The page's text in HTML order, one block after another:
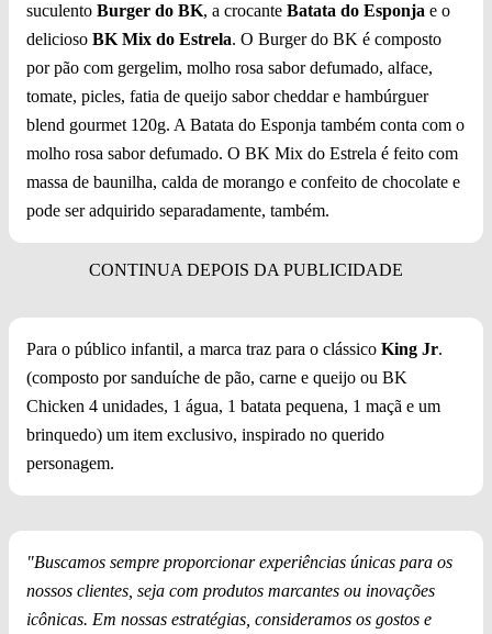
suculento Burger do BK, a crocante Batata do Esponja e o
delicioso BK Mix do Estrela. O Burger do BK é composto
por pão com gergelim, molho rosa sabor defumado, alface,
tomate, picles, fatia de queijo sabor cheddar e hambúrguer
blend gourmet 120g. A Batata do Esponja também conta com o
molho rosa sabor defumado. O BK Mix do Estrela é feito com
massa de baunilha, calda de morango e confeito de chocolate e
pode ser adquirido separadamente, também.
Para o público infantil, a marca traz para o clássico King Jr.
(composto por sanduíche de pão, carne e queijo ou BK
Chicken 4 unidades, 1 água, 1 batata pequena, 1 maçã e um
brinquedo) um item exclusivo, inspirado no querido
personagem.
"Buscamos sempre proporcionar experiências únicas para os
nossos clientes, seja com produtos marcantes ou inovações
icônicas. Em nossas estratégias, consideramos os gostos e